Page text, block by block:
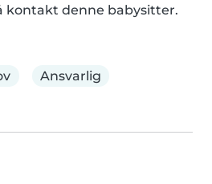
kontakt denne babysitter.
Ansvarlig